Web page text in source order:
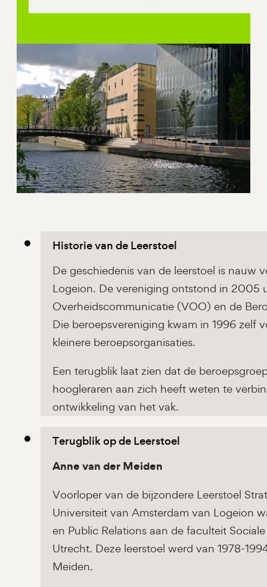
Historie van de Leerstoel
De geschiedenis van de leerstoel is nauw
Logeion. De vereniging ontstond in 2005
Overheidscommunicatie (VOO) en de
Die beroepsvereniging kwam in 1996 zelf
kleinere beroepsorganisaties.
Een terugblik laat zien dat de
hoogleraren aan zich heeft weten te
ontwikkeling van het vak.
Terugblik op de Leerstoel
Anne van der Meiden
Voorloper van de bijzondere Leerstoel
Universiteit van Amsterdam van Logeion
en Public Relations aan de faculteit
Utrecht. Deze leerstoel werd van 1978-
Meiden.